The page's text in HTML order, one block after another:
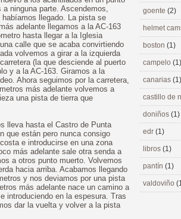
ninguna parte. Ascendemos,
llegado. La pista se
adelante llegamos a la AC-163
hasta llegar a la Iglesia
calle que se acaba convirtiendo
volvemos a girar a la izquierda
(la que desciende al puerto
y a la AC-163. Giramos a la
Ahora seguimos por la carretera,
más adelante volvemos a
una pista de tierra que
lleva hasta el Castro de Punta
que están pero nunca consigo
e introducirse en una zona
más adelante sale otra senda a
a otros punto muerto. Volvemos
hacia arriba. Acabamos llegando
y nos deviamos por una pista
más adelante nace un camino a
introduciendo en la espesura. Tras
dar la vuelta y volver a la pista
goente (2)
helmet
boston (1)
campelo (1)
canarias (1)
castillo de
doniños (1)
edr (1)
libros (1)
pantín (1)
valdoviño